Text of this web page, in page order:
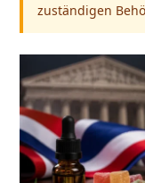
zuständigen